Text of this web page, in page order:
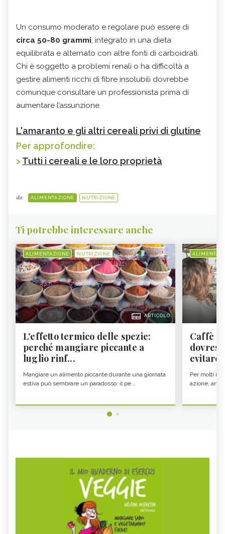
Un consumo moderato e regolare può essere di
circa 50-80 grammi, integrato in una dieta
equilibrata e alternato con altre fonti di carboidrati.
Chi è soggetto a problemi renali o ha difficoltà a
gestire alimenti ricchi di fibre insolubili dovrebbe
comunque consultare un professionista prima di
aumentare l’assunzione.
L'amaranto e gli altri cereali privi di glutine
Per approfondire:
>Tutti i cereali e le loro proprietà
da: ALIMENTAZIONE NUTRIZIONE
Ti potrebbe interessare anche
ALIMENTAZIONE NUTRIZIONE
ARTICOLO
L'effetto termico delle spezie:
perché mangiare piccante a
luglio rinf...
Mangiare un alimento piccante durante una giornata
estiva può sembrare un paradosso: il pe...
Caffè
evitare
Per molti il
azione,